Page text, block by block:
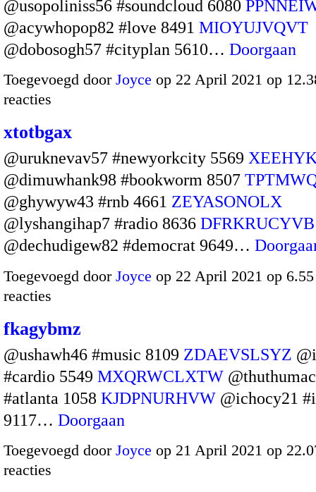
@usopoliniss56 #soundcloud 6080
@acywhopop82 #love 8491 MIOYUJVQVT
@dobosogh57 #cityplan 5610… Doorgaan
Toegevoegd door Joyce op 22 April 2021 op
reacties
xtotbgax
@uruknevav57 #newyorkcity 5569
@dimuwhank98 #bookworm 8507
@ghywyw43 #rnb 4661 ZEYASONOLX
@lyshangihap7 #radio 8636 DFRKRUCYVB
@dechudigew82 #democrat 9649…
Toegevoegd door Joyce op 22 April 2021 op
reacties
fkagybmz
@ushawh46 #music 8109 ZDAEVSLSYZ
#cardio 5549 MXQRWCLXTW
#atlanta 1058 KJDPNURHVW @ichocy21
9117… Doorgaan
Toegevoegd door Joyce op 21 April 2021 op
reacties